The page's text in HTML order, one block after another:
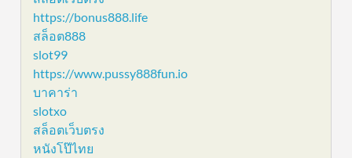
https://bonus888.life
สล็อต888
slot99
https://www.pussy888fun.io
บาคาร่า
slotxo
สล็อตเว็บตรง
หนังโป๊ไทย